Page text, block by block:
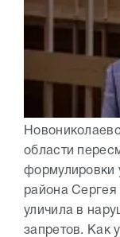
области
формулировки
района Сергея
уличила в
запретов. Как